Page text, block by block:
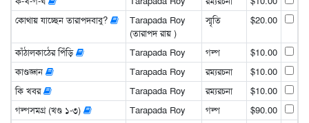
কোথায় যাচ্ছেন তারাপদবাবু?
Tarapada Roy
(তারাপদ রায় )
স্মৃতি $20.00
কাঁঠালকাঠের পিঁড়ি Tarapada Roy গল্প
$10.00
কাণ্ডজ্ঞান
Tarapada Roy রম্যরচনা
$10.00
কি খবর
Tarapada Roy রম্যরচনা
$10.00
গল্পসমগ্র (খণ্ড ১-৩)
Tarapada Roy গল্প
$90.00